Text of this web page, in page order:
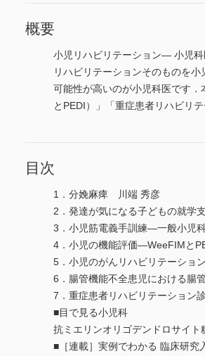
概要
小児リハビリテーション― 小児
リハビリテーションそのものを
可能性が高いのが小児科医です
とPEDI）」「重症患者リハビリ
目次
1．分娩麻痺 川端 秀彦
2．発達が気になる子どもの就学
3．小児筋電義手訓練―一般小児
4．小児の機能評価―WeeFIMと
5．小児のがんリハビリテーショ
6．腸管機能不全患児における
7．重症患者リハビリテーション
■目で見る小児科
抗ミエリンオリゴデンドロサイ
■［連載］実例でわかる 臨床研究